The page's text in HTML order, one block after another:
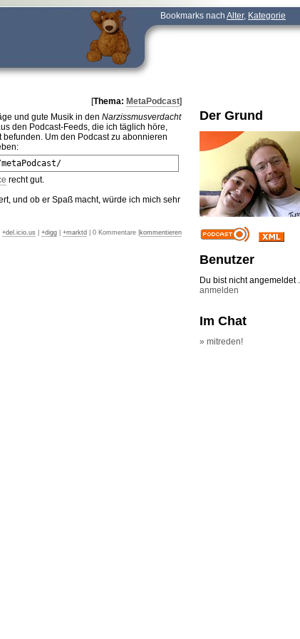
Bookmarks nach Alter, Kategorie
[Thema: MetaPodcast]
und gute Musik in den Narzissmusverdacht
den Podcast-Feeds, die ich täglich höre,
Um den Podcast zu abonnieren
recht gut.
und ob er Spaß macht, würde ich mich sehr
+del.icio.us
+digg +marktd | 0 Kommentare | kommentieren
Der Grund
Benutzer
Du bist nicht angemeldet ...
anmelden
Im Chat
» mitreden!